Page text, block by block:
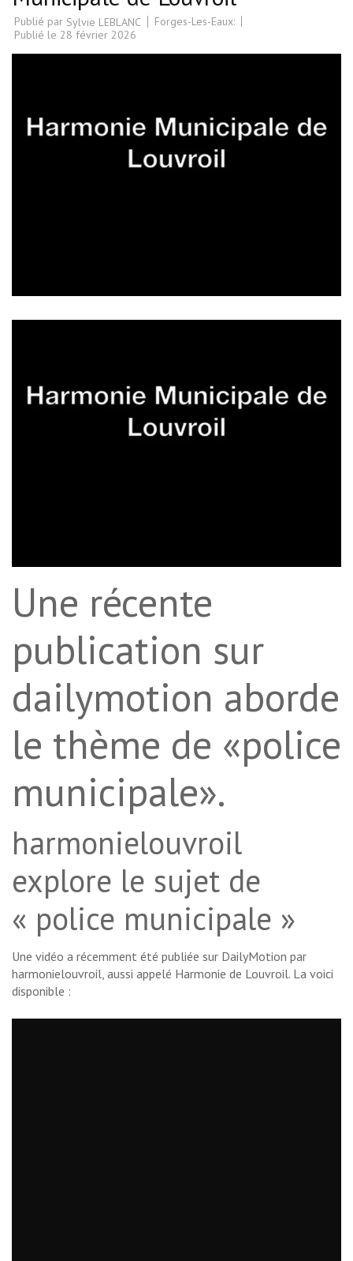
Publié par Sylvie LEBLANC
Forges-Les-Eaux:
Publié le 28 février 2026
Une récente
publication sur
dailymotion aborde
le thème de «police
municipale».
harmonielouvroil
explore le sujet de
« police municipale »
Une vidéo a récemment été publiée sur DailyMotion par
harmonielouvroil, aussi appelé Harmonie de Louvroil. La voici
disponible :